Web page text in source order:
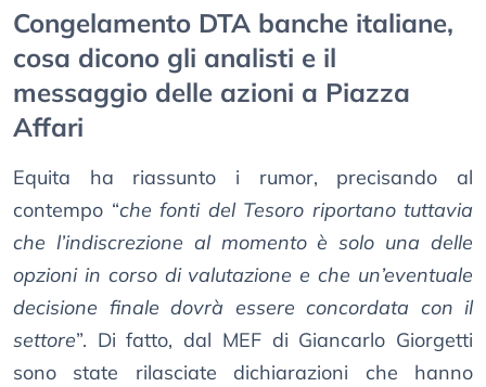
Congelamento DTA banche italiane,
cosa dicono gli analisti e il
messaggio delle azioni a Piazza
Affari
Equita ha riassunto i rumor, precisando al
contempo “che fonti del Tesoro riportano tuttavia
che l’indiscrezione al momento è solo una delle
opzioni in corso di valutazione e che un’eventuale
decisione finale dovrà essere concordata con il
settore”. Di fatto, dal MEF di Giancarlo Giorgetti
sono state rilasciate dichiarazioni che hanno